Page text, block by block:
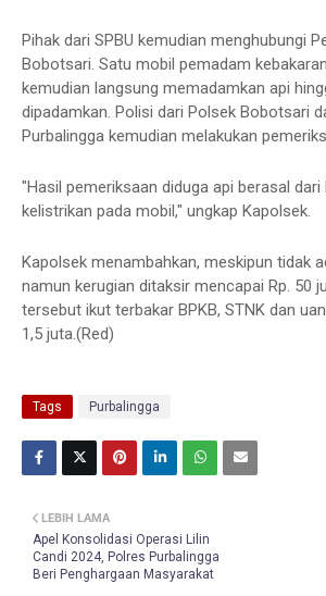
Pihak dari SPBU kemudian menghubungi
Bobotsari. Satu mobil pemadam
kemudian langsung memadamkan api
dipadamkan. Polisi dari Polsek Bobotsari
Purbalingga kemudian melakukan
"Hasil pemeriksaan diduga api berasal
kelistrikan pada mobil," ungkap Kapolsek.
Kapolsek menambahkan, meskipun tidak
namun kerugian ditaksir mencapai Rp. 50
tersebut ikut terbakar BPKB, STNK dan
1,5 juta.(Red)
Tags Purbalingga
LEBIH LAMA
Apel Konsolidasi Operasi Lilin
Candi 2024, Polres Purbalingga
Beri Penghargaan Masyarakat